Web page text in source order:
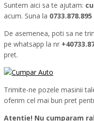
Suntem aici sa te ajutam:
acum. Suna la 0733.878.895
De asemenea, poti sa ne
pe whatsapp la nr
pret.
Trimite-ne pozele masinii
oferim cel mai bun pret
Atentie! Nu cumparam